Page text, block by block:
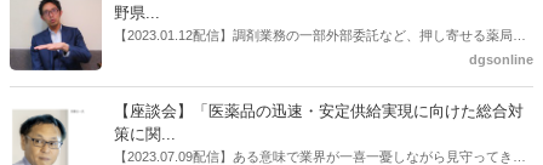
野県...
【2023.01.12配信】調剤業務の一部外部委託など、押し寄せる薬局業
界への規制改革の波。この規制改革の波を薬局業界はどう受け止めた
はないだろうか。本紙ではこうした問題について、厚労省「薬局薬剤
師の業務及び薬局の機能に関するワーキンググループ」に参考人とし
ても出席していたイイジマ薬局（長野県上田市）開設者である飯島裕
dgsonline
【座談会】「医薬品の迅速・安定供給実現に向けた総合対
策に関...
【2023.07.09配信】ある意味で業界が一喜一憂しながら見守ってきた